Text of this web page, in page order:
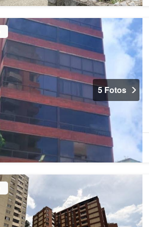
5 Fotos